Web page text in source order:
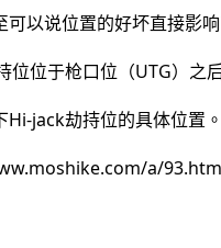
以说位置的好坏直接影
位于枪口位（UTG）之
jack劫持位的具体位置。
a/